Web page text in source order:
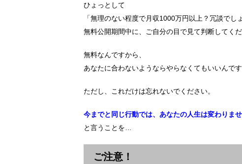
ひょっとして
「無理のない程度で月収1000万円以上？冗談でし
無料公開期間中に、ご自分の目で見て判断してくだ
無料なんですから、
あなたに合わないようならやらなくてもいいんです
ただし、これだけは忘れないでください。
今までと同じ行動では、あなたの人生は変わりませ
と言うことを…
ご注意！